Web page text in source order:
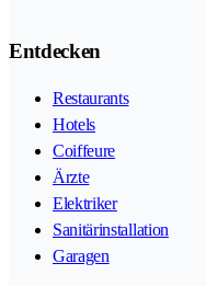
Entdecken
Restaurants
Hotels
Coiffeure
Ärzte
Elektriker
Sanitärinstallation
Garagen